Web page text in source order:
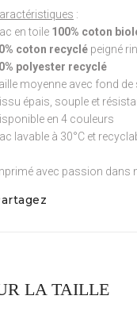
:
en toile 100% coton
coton recyclé peigné
polyester recyclé
moyenne avec fond de
épais, souple et
en 4 couleurs
lavable à 30°C et
avec passion dans
LA TAILLE